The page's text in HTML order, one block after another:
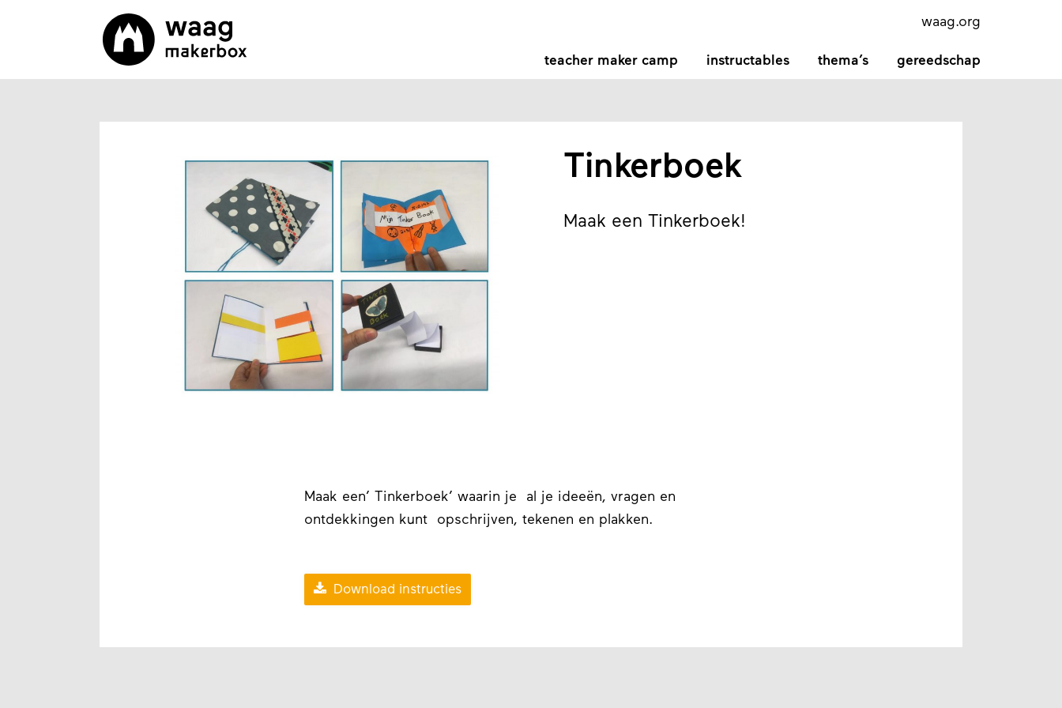
teacher maker camp instructables thema’s gereedschap
waag.org
Tinkerboek
Maak een Tinkerboek!
Maak een’ Tinkerboek’ waarin je al je ideeën, vragen en
ontdekkingen kunt opschrijven, tekenen en plakken.
 Download instructies